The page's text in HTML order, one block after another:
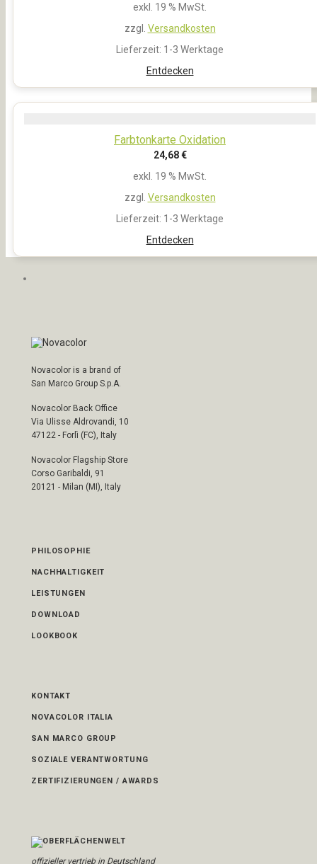
exkl. 19 % MwSt.
zzgl. Versandkosten
Lieferzeit: 1-3 Werktage
Entdecken
Farbtonkarte Oxidation
24,68€
exkl. 19 % MwSt.
zzgl. Versandkosten
Lieferzeit: 1-3 Werktage
Entdecken
Novacolor is a brand of
San Marco Group S.p.A.
Novacolor Back Office
Via Ulisse Aldrovandi, 10
47122 - Forlì (FC), Italy
Novacolor Flagship Store
Corso Garibaldi, 91
20121 - Milan (MI), Italy
PHILOSOPHIE
NACHHALTIGKEIT
LEISTUNGEN
DOWNLOAD
LOOKBOOK
KONTAKT
NOVACOLOR ITALIA
SAN MARCO GROUP
SOZIALE VERANTWORTUNG
ZERTIFIZIERUNGEN / AWARDS
offizieller vertrieb in Deutschland